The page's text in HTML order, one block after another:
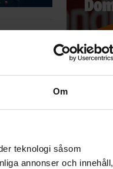
Om
teknologi såsom
annonser och innehåll,